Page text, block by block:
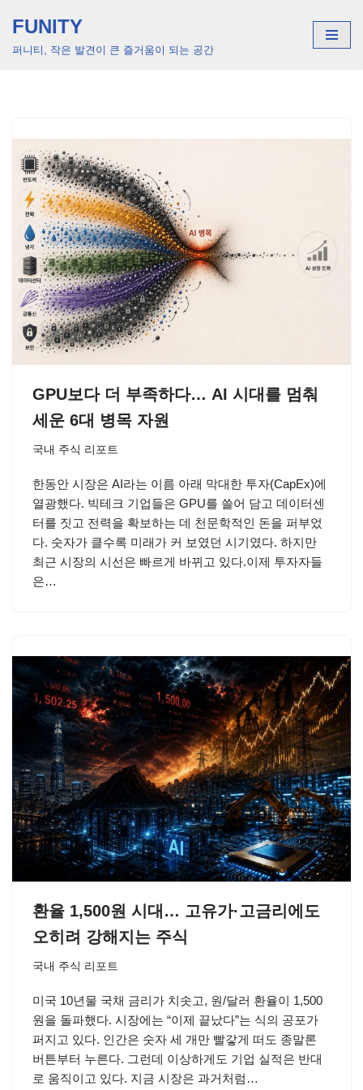
콘
너
뛰
기
FUNITY
퍼니티, 작은 발견이 큰 즐거움이 되는 공간
GPU보다 더 부족하다… AI 시대를 멈춰
세운 6대 병목 자원
국내 주식 리포트
한동안 시장은 AI라는 이름 아래 막대한 투자(CapEx)에
열광했다. 빅테크 기업들은 GPU를 쓸어 담고 데이터센
터를 짓고 전력을 확보하는 데 천문학적인 돈을 퍼부었
다. 숫자가 클수록 미래가 커 보였던 시기였다. 하지만
최근 시장의 시선은 빠르게 바뀌고 있다.이제 투자자들
은…
환율 1,500원 시대… 고유가·고금리에도
오히려 강해지는 주식
국내 주식 리포트
미국 10년물 국채 금리가 치솟고, 원/달러 환율이 1,500
원을 돌파했다. 시장에는 “이제 끝났다”는 식의 공포가
퍼지고 있다. 인간은 숫자 세 개만 빨갛게 떠도 종말론
버튼부터 누른다. 그런데 이상하게도 기업 실적은 반대
로 움직이고 있다. 지금 시장은 과거처럼…